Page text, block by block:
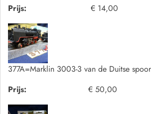
Prijs:
€ 14,00
377A=Marklin 3003-3 van de Duitse
Prijs:
€ 50,00